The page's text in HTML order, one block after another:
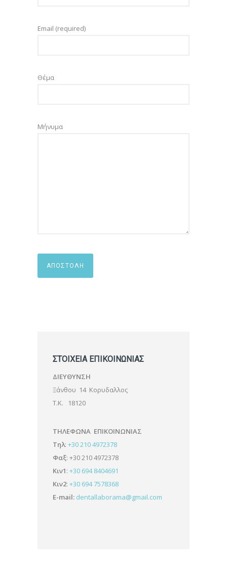
Email (required)
Θέμα
Μήνυμα
ΣΤΟΙΧΕΙΑ ΕΠΙΚΟΙΝΩΝΙΑΣ
ΔΙΕΥΘΥΝΣΗ
Ξάνθου 14 Κορυδαλλος
Τ.Κ. 18120
ΤΗΛΕΦΩΝΑ ΕΠΙΚΟΙΝΩΝΙΑΣ
Τηλ: +30 210 4972378
Φαξ: +30 210 4972378
Κιν1: +30 694 8404691
Κιν2: +30 694 7578368
E-mail: dentallaborama@gmail.com